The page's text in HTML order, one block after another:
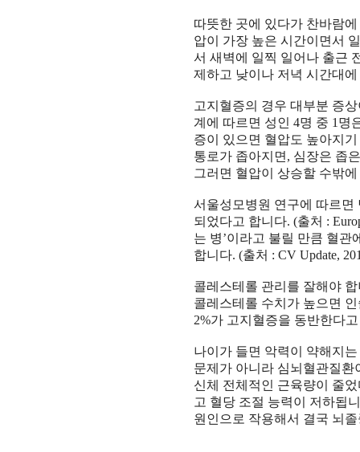
따뜻한 곳에 있다가 찬바람
압이 가장 높은 시간이면서
서 새벽에 일찍 일어나 출근
제하고 낮이나 저녁 시간대
고지혈증의 경우 대부분 증
계에 따르면 성인4명 중 1 명
증이 있으면 혈압도 높아지
통로가 좁아지면 , 심장은 좁
그러면 혈압이 상승할 수밖
서울성모병원 연구에 따르
되었다고 합니다. (출처 :
는 병’이라고 불릴 만큼 혈관
합니다. (출처 : CV Update,
콜레스테롤 관리를 잘해야
콜레스테롤 수치가 높으면
2%가 고지혈증을 동반한다
나이가 들면 악력이 약해지
문제가 아니라 심뇌혈관질
신체 전체적인 근육량이 줄
고 혈당 조절 능력이 저하됩
원인으로 작용해서 결국 뇌